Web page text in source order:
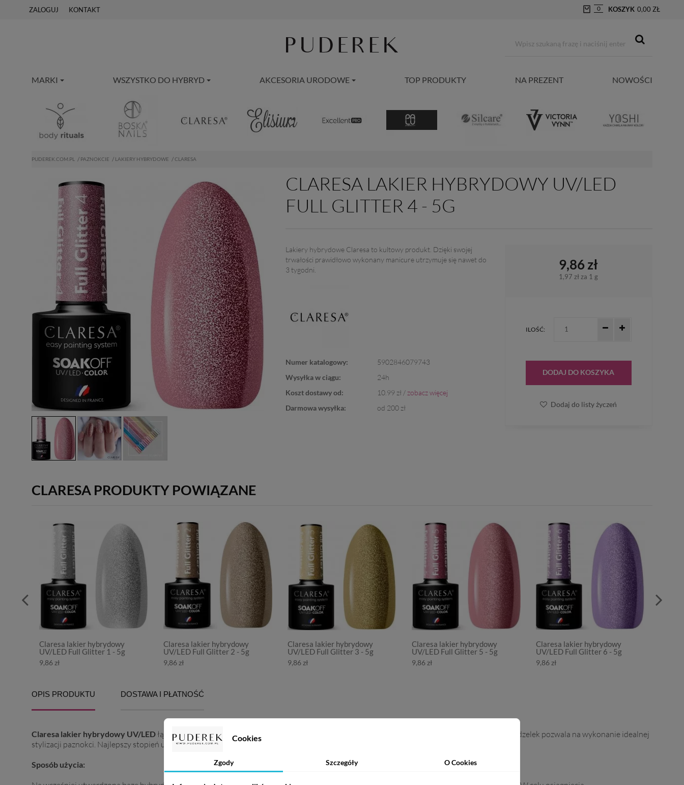
Cookies
Zgody Szczegóły O Cookies
ZALOGUJ KONTAKT 0 KOSZYK 0,00 ZŁ
MARKI WSZYSTKO DO HYBRYD AKCESORIA URODOWE TOP PRODUKTY NA PREZENT NOWOŚCI
PUDEREK.COM.PL PAZNOKCIE LAKIERY HYBRYDOWE CLARESA
CLARESA LAKIER HYBRYDOWY UV/LED
FULL GLITTER 4 - 5G
Lakiery hybrydowe Claresa to kultowy produkt. Dzięki swojej
trwałości prawidłowo wykonany manicure utrzymuje się nawet do
3 tygodni.
Numer katalogowy:
5902846079743
Wysyłka w ciągu:
24h
Koszt dostawy od:
10.99 zł /zobacz więcej
Darmowa wysyłka:
od 200 zł
9,86 zł
1,97 zł za 1 g
ILOŚĆ:
DODAJ DO KOSZYKA
Dodaj do listy życzeń
CLARESA PRODUKTY POWIĄZANE
Claresa lakier hybrydowy
UV/LED Full Glitter 1 - 5g
9,86 zł
Claresa lakier hybrydowy
UV/LED Full Glitter 2 - 5g
9,86 zł
Claresa lakier hybrydowy
UV/LED Full Glitter 3 - 5g
9,86 zł
Claresa lakier hybrydowy
UV/LED Full Glitter 5 - 5g
9,86 zł
Claresa lakier hybrydowy
UV/LED Full Glitter 6 - 5g
9,86 zł
OPIS PRODUKTU DOSTAWA I PŁATNOŚĆ
Claresa lakier hybrydowy UV/LEDłączy wyjątkową trwałość i intensywną pigmentację .Lekka konsystencja oraz idealnie wyprofilowany pędzelek pozwala na wykonanie idealnej
stylizacji paznokci. Najlepszy stopień utwardzenia uzyskasz w lampie LED lub UV-LED.
Sposób użycia: